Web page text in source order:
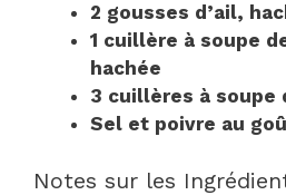
2 gousses d’ail,
1 cuillère à soupe
hachée
3 cuillères à soupe
Sel et poivre au
Notes sur les